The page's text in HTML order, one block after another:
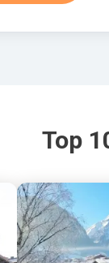
Top